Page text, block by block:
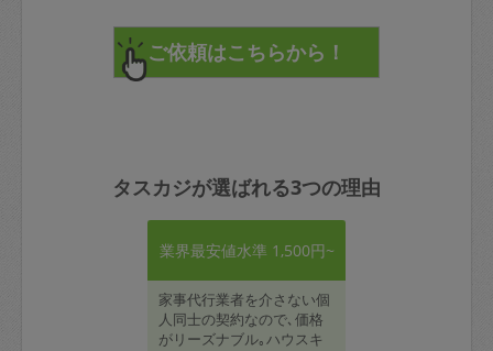
タスカジが選ばれる3つの理由
業界最安値水準 1,500円~
家事代行業者を介さない個
人同士の契約なので､価格
がリーズナブル｡ハウスキ